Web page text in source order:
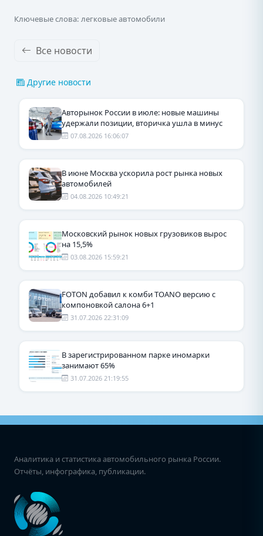
Ключевые слова: легковые автомобили
Все новости
Другие новости
Авторынок России в июле: новые машины
удержали позиции, вторичка ушла в минус
07.08.2026 16:06:07
В июне Москва ускорила рост рынка новых
автомобилей
04.08.2026 10:49:21
Московский рынок новых грузовиков вырос
на 15,5%
03.08.2026 15:59:21
FOTON добавил к комби TOANO версию с
компоновкой салона 6+1
31.07.2026 22:31:09
В зарегистрированном парке иномарки
занимают 65%
31.07.2026 21:19:55
Аналитика и статистика автомобильного рынка России.
Отчёты, инфографика, публикации.